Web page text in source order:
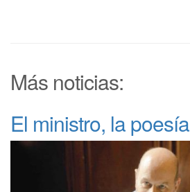
Más noticias:
El ministro, la